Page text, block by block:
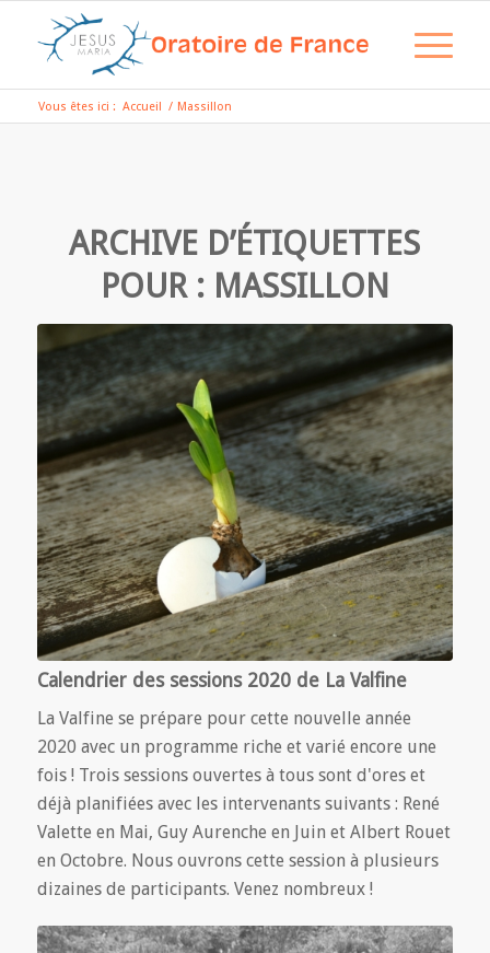
Vous êtes ici : Accueil / Massillon
ARCHIVE D’ÉTIQUETTES
POUR : MASSILLON
Calendrier des sessions 2020 de La Valfine
La Valfine se prépare pour cette nouvelle année
2020 avec un programme riche et varié encore une
fois ! Trois sessions ouvertes à tous sont d'ores et
déjà planifiées avec les intervenants suivants : René
Valette en Mai, Guy Aurenche en Juin et Albert Rouet
en Octobre. Nous ouvrons cette session à plusieurs
dizaines de participants. Venez nombreux !